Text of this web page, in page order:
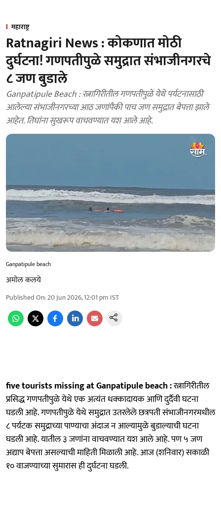
महाराष्ट्र
Ratnagiri News : कोकणात मोठी
दुर्घटना! गणपतीपुळे समुद्रात संभाजीनगरचे
८ जण बुडाले
Ganpatipule Beach : रत्नागिरीतील गणपतीपुळे येथे पर्यटनासाठी
आलेल्या संभाजीनगरच्या आठ जणांपैकी पाच जण समुद्रात बेपत्ता झाले
आहेत. तिघांना सुखरूप वाचवण्यात यश आले आहे.
Ganpatipule beach
अमोल कलये
Published On:20 Jun 2026, 12:01 pm IST
five tourists missing at Ganpatipule beach :रत्नागिरीतील
प्रसिद्ध गणपतीपुळे येथे एक अत्यंत धक्कादायक आणि दुर्दैवी घटना
घडली आहे. गणपतीपुळे येथे समुद्रात उतरलेले छत्रपती संभाजीनगरमधील
८ पर्यटक समुद्राच्या पाण्याचा अंदाज न आल्यामुळे बुडाल्याची घटना
घडली आहे. यातील ३ जणांना वाचवण्यात यश आले आहे. पण ५ जण
अद्याप बेपत्ता असल्याची माहिती मिळाली आहे. आज (शनिवार) सकाळी
१० वाजण्याच्या सुमारास ही दुर्घटना घडली.